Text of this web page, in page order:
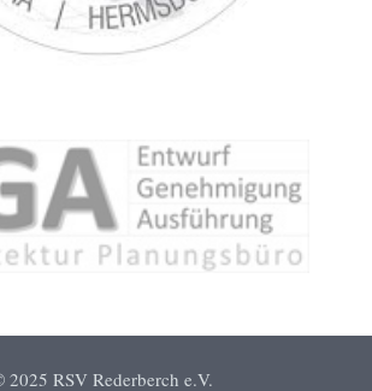
2025 RSV Rederberch e.V.